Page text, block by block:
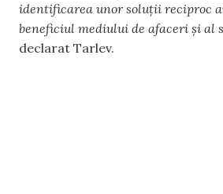
identificarea unor soluții reciproc
beneficiul mediului de afaceri și al
declarat Tarlev.